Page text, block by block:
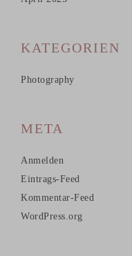
KATEGORIEN
Photography
META
Anmelden
Eintrags-Feed
Kommentar-Feed
WordPress.org